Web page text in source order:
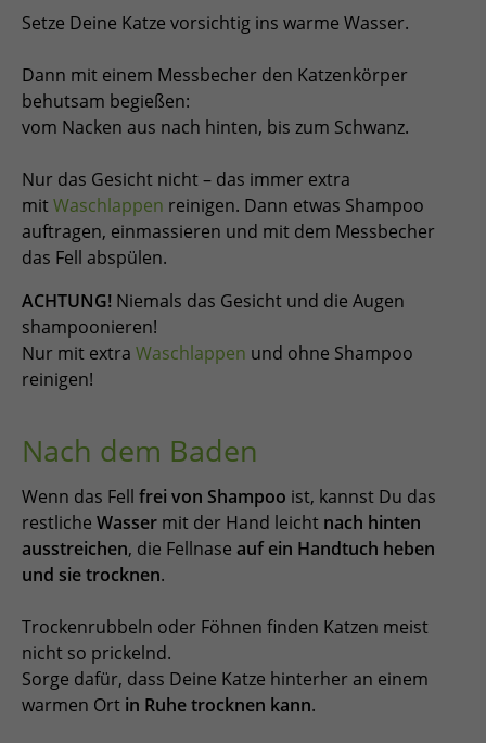
Setze Deine Katze vorsichtig ins warme Wasser.
Dann mit einem Messbecher den Katzenkörper
behutsam begießen:
vom Nacken aus nach hinten, bis zum Schwanz.
Nur das Gesicht nicht – das immer extra
mitWaschlappen reinigen. Dann etwas Shampoo
auftragen, einmassieren und mit dem Messbecher
das Fell abspülen.
ACHTUNG! Niemals das Gesicht und die Augen
shampoonieren!
Nur mit extra Waschlappen und ohne Shampoo
reinigen!
Nach dem Baden
Wenn das Fell frei von Shampoo ist, kannst Du das
restliche Wasser mit der Hand leicht nach hinten
ausstreichen, die Fellnase auf ein Handtuch heben
und sie trocknen.
Trockenrubbeln oder Föhnen finden Katzen meist
nicht so prickelnd.
Sorge dafür, dass Deine Katze hinterher an einem
warmen Ort in Ruhe trocknen kann.